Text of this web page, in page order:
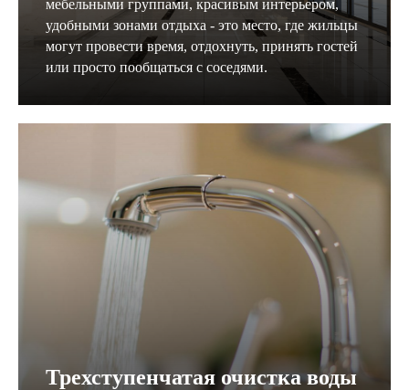
мебельными группами, красивым интерьером,
удобными зонами отдыха - это место, где жильцы
могут провести время, отдохнуть, принять гостей
или просто пообщаться с соседями.
Трехступенчатая очистка воды